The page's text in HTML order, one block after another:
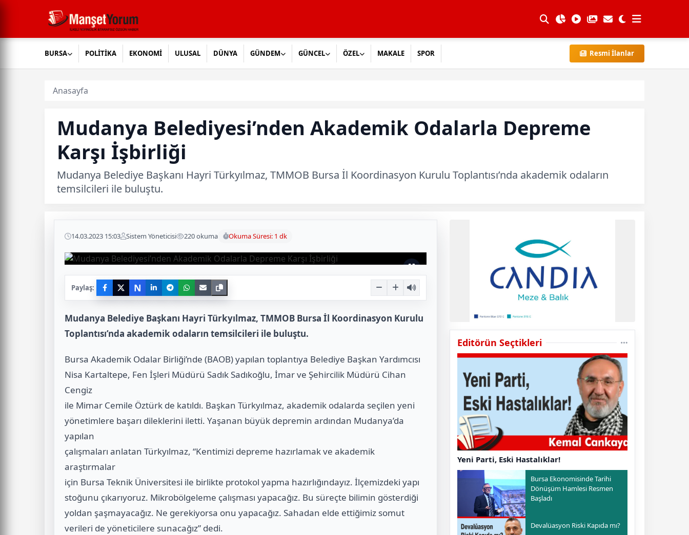
BURSA POLİTİKA EKONOMİ ULUSAL DÜNYA GÜNDEM GÜNCEL ÖZEL MAKALE SPOR Resmi İlanlar
Anasayfa
Mudanya Belediyesi’nden Akademik Odalarla Depreme
Karşı İşbirliği
Mudanya Belediye Başkanı Hayri Türkyılmaz, TMMOB Bursa İl Koordinasyon Kurulu Toplantısı’nda akademik odaların
temsilcileri ile buluştu.
14.03.2023 15:03 Sistem Yöneticisi 220 okuma Okuma Süresi: 1 dk
Paylaş: N
Mudanya Belediye Başkanı Hayri Türkyılmaz, TMMOB Bursa İl Koordinasyon Kurulu
Toplantısı’nda akademik odaların temsilcileri ile buluştu.
Bursa Akademik Odalar Birliği’nde (BAOB) yapılan toplantıya Belediye Başkan Yardımcısı
Nisa Kartaltepe, Fen İşleri Müdürü Sadık Sadıkoğlu, İmar ve Şehircilik Müdürü Cihan
Cengiz
ile Mimar Cemile Öztürk de katıldı. Başkan Türkyılmaz, akademik odalarda seçilen yeni
yönetimlere başarı dileklerini iletti. Yaşanan büyük depremin ardından Mudanya’da
yapılan
çalışmaları anlatan Türkyılmaz, “Kentimizi depreme hazırlamak ve akademik
araştırmalar
için Bursa Teknik Üniversitesi ile birlikte protokol yapma hazırlığındayız. İlçemizdeki yapı
stoğunu çıkarıyoruz. Mikrobölgeleme çalışması yapacağız. Bu süreçte bilimin gösterdiği
yoldan şaşmayacağız. Ne gerekiyorsa onu yapacağız. Sahadan elde ettiğimiz somut
verileri de yöneticilere sunacağız” dedi.
Editörün Seçtikleri
Yeni Parti, Eski Hastalıklar!
Bursa Ekonomisinde Tarihi
Dönüşüm Hamlesi Resmen
Başladı
Devalüasyon Riski Kapıda mı?